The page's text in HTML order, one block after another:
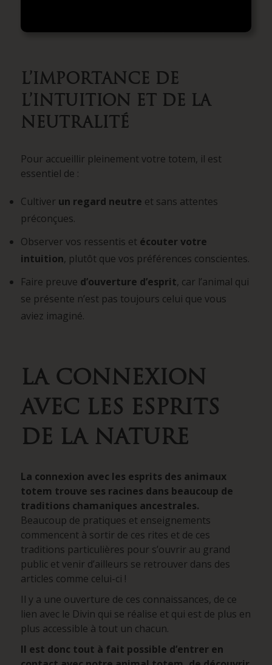
L’IMPORTANCE DE
L’INTUITION ET DE LA
NEUTRALITÉ
Pour accueillir pleinement votre totem, il est
essentiel de :
Cultiver un regard neutre et sans attentes
préconçues.
Observer vos ressentis et écouter votre
intuition, plutôt que vos préférences conscientes.
Faire preuve d’ouverture d’esprit, car l’animal qui
se présente n’est pas toujours celui que vous
aviez imaginé.
LA CONNEXION
AVEC LES ESPRITS
DE LA NATURE
La connexion avec les esprits des animaux
totem trouve ses racines dans beaucoup de
traditions chamaniques ancestrales.
Beaucoup de pratiques et enseignements
commencent à sortir de ces rites et de ces
traditions particulières pour s’ouvrir au grand
public et venir d’ailleurs se retrouver dans des
articles comme celui-ci !
Il y a une ouverture de ces connaissances, de ce
lien avec le Divin qui se réalise et qui est de plus en
plus accessible à tout un chacun.
Il est donc tout à fait possible d’entrer en